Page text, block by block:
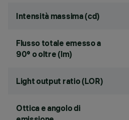
Intensità massima (cd)
Flusso totale emesso a
90° o oltre (lm)
Light output ratio (LOR)
Ottica e angolo di